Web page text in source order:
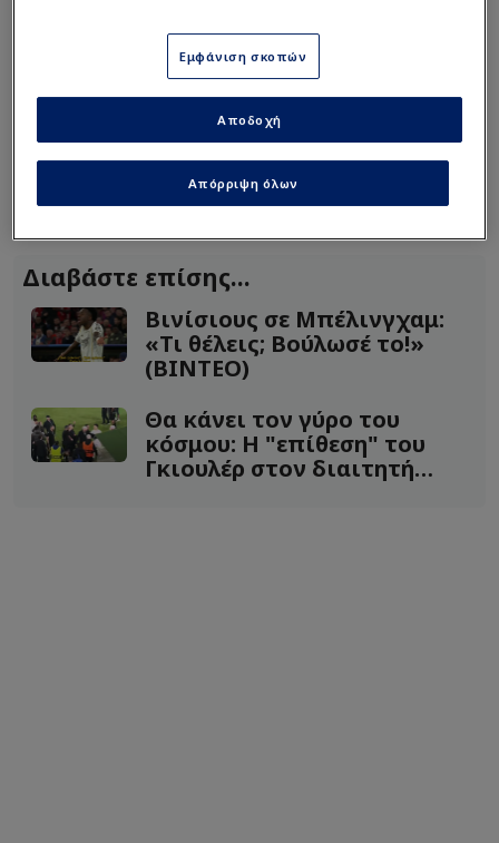
Δείτε τα highlights:
Διαβάστε επίσης...
Βινίσιους σε Μπέλινγχαμ:
«Τι θέλεις; Βούλωσέ το!»
(ΒΙΝΤΕΟ)
Θα κάνει τον γύρο του
κόσμου: H "επίθεση" του
Γκιουλέρ στον διαιτητή
Εμφάνιση σκοπών
Απόρριψη όλων
Αποδοχή